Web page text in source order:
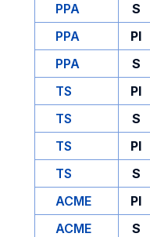
PPA
S
PPA
PI
PPA
S
TS
PI
TS
S
TS
PI
TS
S
ACME
PI
ACME
S